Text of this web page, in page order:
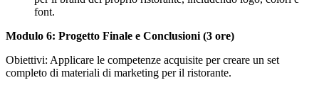
font.
Modulo 6: Progetto Finale e Conclusioni (3 ore)
Obiettivi: Applicare le competenze acquisite per creare un set
completo di materiali di marketing per il ristorante.